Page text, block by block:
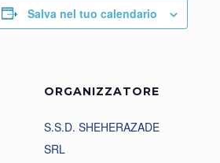
Salva nel tuo calendario
ORGANIZZATORE
S.S.D. SHEHERAZADE
SRL